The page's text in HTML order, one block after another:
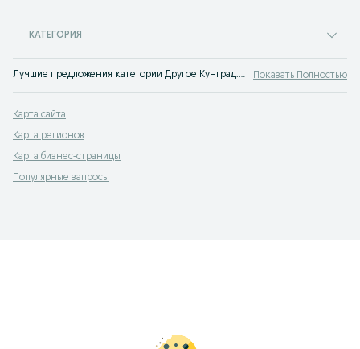
КАТЕГОРИЯ
Лучшие предложения категории Другое Кунград. Большой выбор товаров и услуг по выгодным ценам на OLX! Множество предложений на OLX.uz! Показать Полностью
Карта сайта
Карта регионов
Карта бизнес-страницы
Популярные запросы